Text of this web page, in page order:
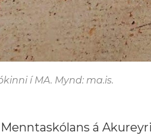
í MA. Mynd: ma.is.
á